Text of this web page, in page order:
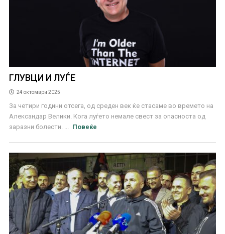
ГЛУВЦИ И ЛУЃЕ
24 октомври 2025
За четири години отсега, од среден век ќе стасаме во времето на
Александар Велики. Кога луѓето немале свест за опасноста од
заразни болести. ...
Повеќе